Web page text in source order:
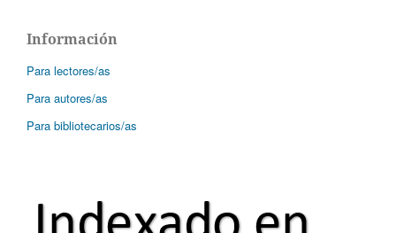
Información
Para lectores/as
Para autores/as
Para bibliotecarios/as